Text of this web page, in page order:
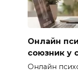
Онлайн
союзник у
Онлайн